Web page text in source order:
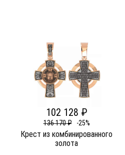
102 128 ₽
136 170 ₽ -25%
Крест из комбинированного
золота